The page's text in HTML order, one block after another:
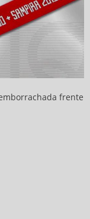
frente